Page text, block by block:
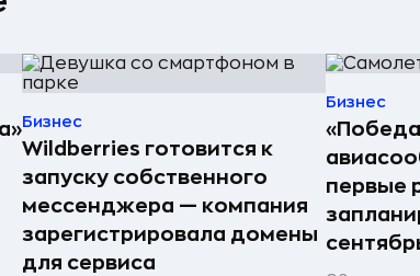
Бизнес
Wildberries готовится к
запуску собственного
мессенджера — компания
зарегистрировала домены
для сервиса
Бизнес
первые